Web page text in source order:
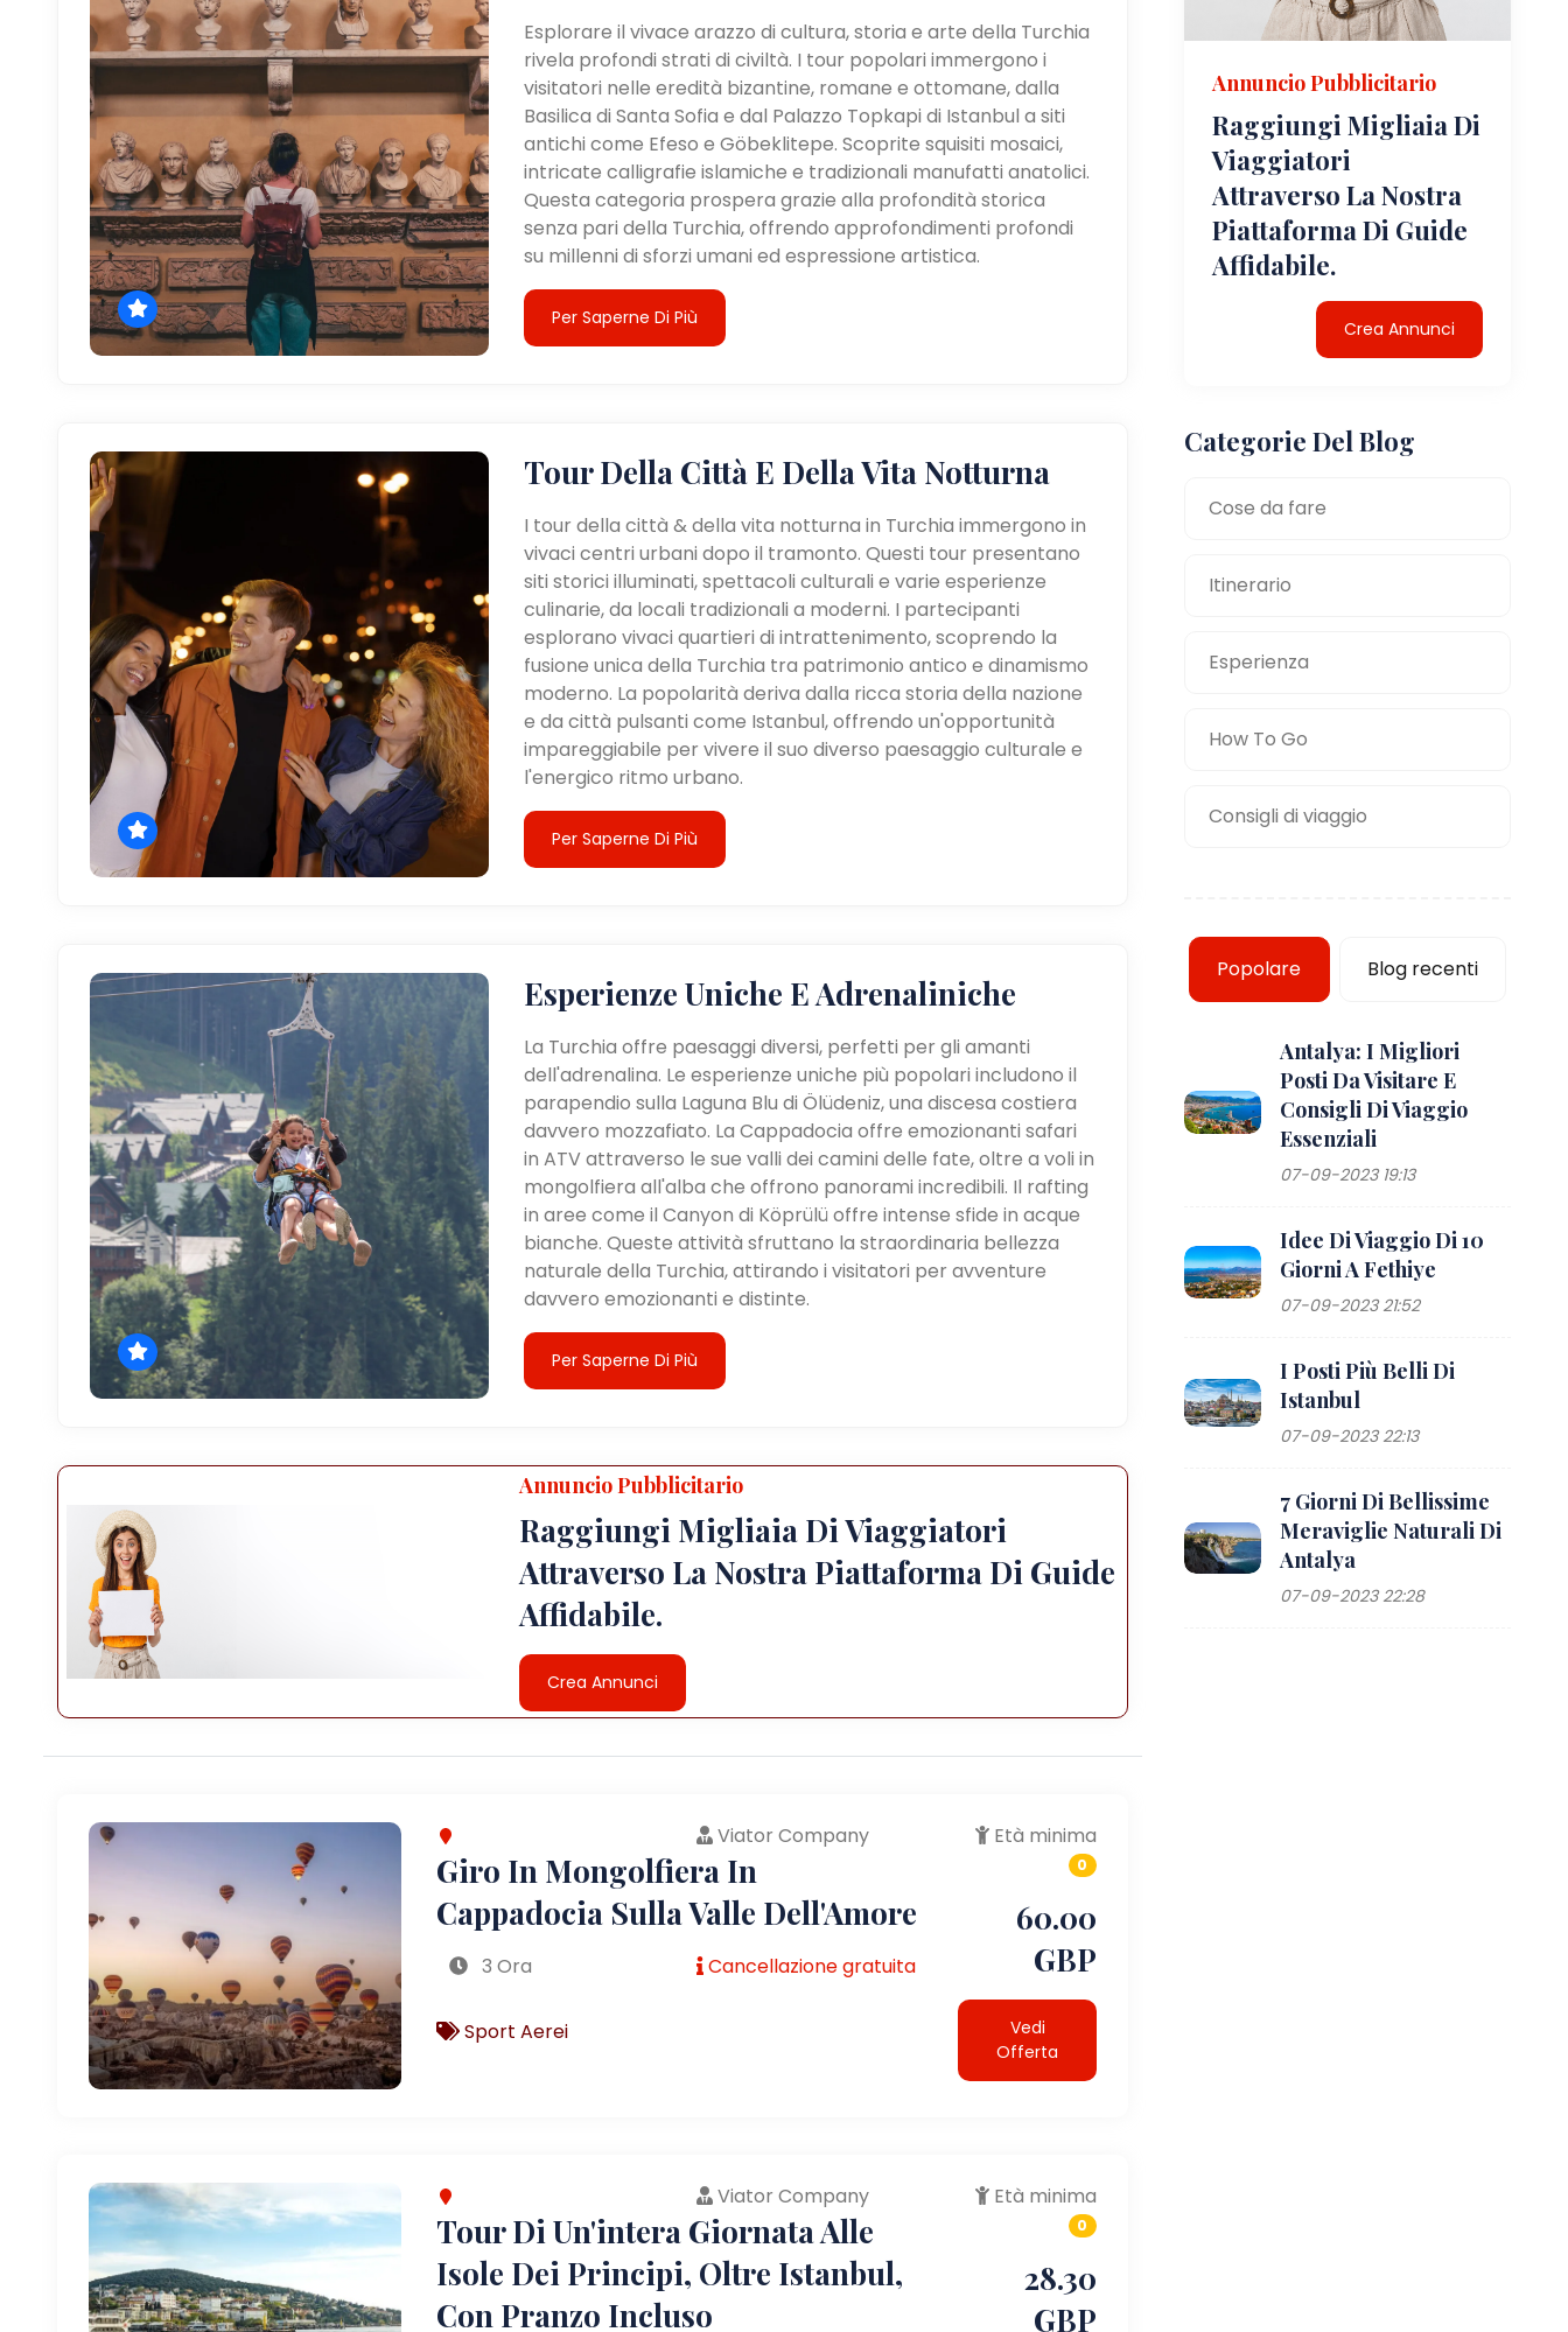
Esplorare il vivace arazzo di cultura, storia e arte della Turchia
rivela profondi strati di civiltà. I tour popolari immergono i
visitatori nelle eredità bizantine, romane e ottomane, dalla
Basilica di Santa Sofia e dal Palazzo Topkapi di Istanbul a siti
antichi come Efeso e Göbeklitepe. Scoprite squisiti mosaici,
intricate calligrafie islamiche e tradizionali manufatti anatolici.
Questa categoria prospera grazie alla profondità storica
senza pari della Turchia, offrendo approfondimenti profondi
su millenni di sforzi umani ed espressione artistica.
Per Saperne Di Più
Tour Della Città E Della Vita Notturna
I tour della città & della vita notturna in Turchia immergono in
vivaci centri urbani dopo il tramonto. Questi tour presentano
siti storici illuminati, spettacoli culturali e varie esperienze
culinarie, da locali tradizionali a moderni. I partecipanti
esplorano vivaci quartieri di intrattenimento, scoprendo la
fusione unica della Turchia tra patrimonio antico e dinamismo
moderno. La popolarità deriva dalla ricca storia della nazione
e da città pulsanti come Istanbul, offrendo un'opportunità
impareggiabile per vivere il suo diverso paesaggio culturale e
l'energico ritmo urbano.
Per Saperne Di Più
Esperienze Uniche E Adrenaliniche
La Turchia offre paesaggi diversi, perfetti per gli amanti
dell'adrenalina. Le esperienze uniche più popolari includono il
parapendio sulla Laguna Blu di Ölüdeniz, una discesa costiera
davvero mozzafiato. La Cappadocia offre emozionanti safari
in ATV attraverso le sue valli dei camini delle fate, oltre a voli in
mongolfiera all'alba che offrono panorami incredibili. Il rafting
in aree come il Canyon di Köprülü offre intense sfide in acque
bianche. Queste attività sfruttano la straordinaria bellezza
naturale della Turchia, attirando i visitatori per avventure
davvero emozionanti e distinte.
Per Saperne Di Più
Annuncio Pubblicitario
Raggiungi Migliaia Di Viaggiatori
Attraverso La Nostra Piattaforma Di Guide
Affidabile.
Crea Annunci
Viator Company
Giro In Mongolfiera In
Cappadocia Sulla Valle Dell'Amore
3 Ora Cancellazione gratuita
Sport Aerei
Età minima
0
60.00
GBP
Vedi
Offerta
Viator Company
Tour Di Un'intera Giornata Alle
Isole Dei Principi, Oltre Istanbul,
Con Pranzo Incluso
Età minima
0
28.30
GBP
Annuncio Pubblicitario
Raggiungi Migliaia Di
Viaggiatori
Attraverso La Nostra
Piattaforma Di Guide
Affidabile.
Crea Annunci
Categorie Del Blog
Cose da fare
Itinerario
Esperienza
How To Go
Consigli di viaggio
Popolare Blog recenti
Antalya: I Migliori
Posti Da Visitare E
Consigli Di Viaggio
Essenziali
07-09-2023 19:13
Idee Di Viaggio Di 10
Giorni A Fethiye
07-09-2023 21:52
I Posti Più Belli Di
Istanbul
07-09-2023 22:13
7 Giorni Di Bellissime
Meraviglie Naturali Di
Antalya
07-09-2023 22:28